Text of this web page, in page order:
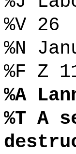
%V 26
%N
%F Z
%A
%T A